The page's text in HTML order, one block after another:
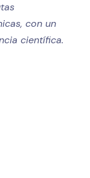
con un
científica.